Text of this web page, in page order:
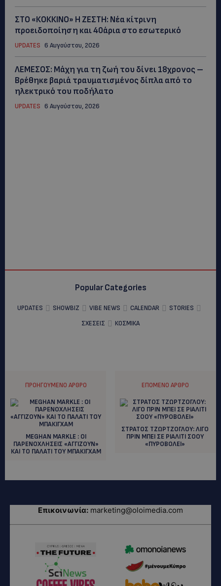
ΣΤΟ «ΚΟΚΚΙΝΟ» Η ΖΕΣΤΗ: Νέα κίτρινη
προειδοποίηση και 40άρια στο εσωτερικό
UPDATES 6 Αυγούστου, 2026
ΛΕΜΕΣΟΣ: Μάχη για τη ζωή του δίνει 18χρονος –
Βρέθηκε βαριά τραυματισμένος δίπλα από το
ηλεκτρικό του ποδήλατο
UPDATES 6 Αυγούστου, 2026
Popular Categories
UPDATES SHOWBIZ VIBE NEWS CALENDAR
STORIES
ΣΧΕΣΕΙΣ
ΚΟΣΜΙΚΑ
ΠΡΟΗΓΟΎΜΕΝΟ ΆΡΘΡΟ
MEGHAN MARKLE : ΟΙ
ΠΑΡΕΝΟΧΛΗΣΕΙΣ «ΑΓΓΙΖΟΥΝ»
ΚΑΙ ΤΟ ΠΑΛΑΤΙ ΤΟΥ ΜΠΑΚΙΓΧΑΜ
ΕΠΌΜΕΝΟ ΆΡΘΡΟ
ΣΤΡΑΤΟΣ ΤΖΩΡΤΖΟΓΛΟΥ: ΛΙΓΟ
ΠΡΙΝ ΜΠΕΙ ΣΕ ΡΙΑΛΙΤΙ ΣΟΟΥ
«ΠΥΡΟΒΟΛΕΙ»
Επικοινωνία: marketing@oloimedia.com